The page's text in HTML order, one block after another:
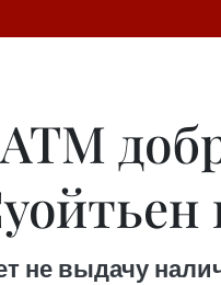
не выдачу